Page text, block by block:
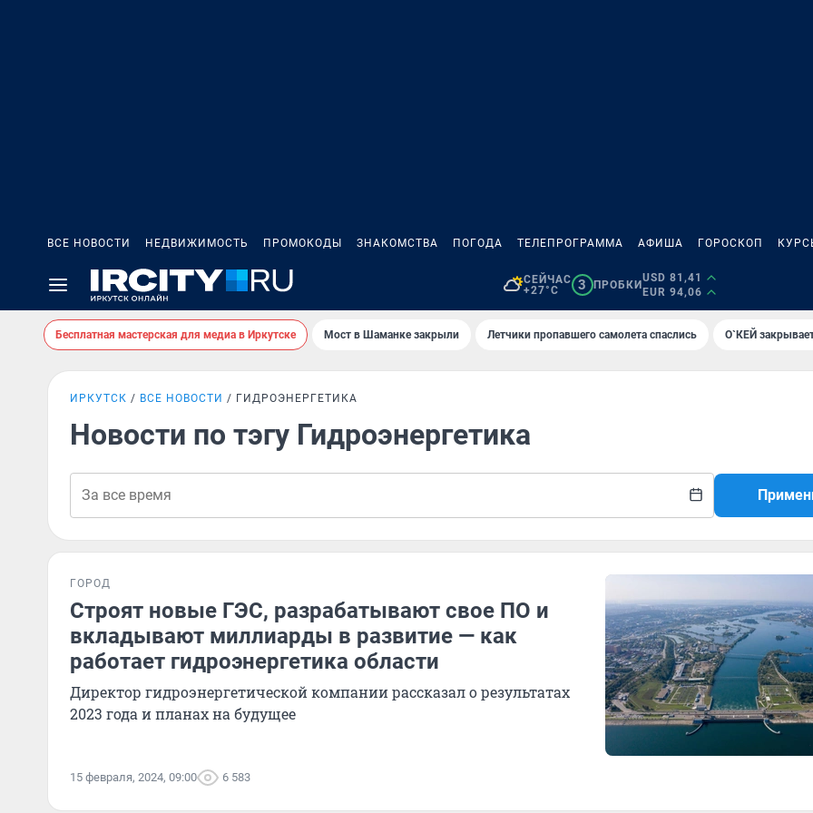
ВСЕ НОВОСТИ НЕДВИЖИМОСТЬ ПРОМОКОДЫ ЗНАКОМСТВА ПОГОДА ТЕЛЕПРОГРАММА АФИША ГОРОСКОП
СЕЙЧАС
+27°C
3 ПРОБКИ
USD 81,41
EUR 94,06
Бесплатная мастерская для медиа в Иркутске Мост в Шаманке закрыли Летчики пропавшего самолета спаслись О`КЕЙ
ИРКУТСК ВСЕ НОВОСТИ ГИДРОЭНЕРГЕТИКА
Новости по тэгу Гидроэнергетика
ГОРОД
Строят новые ГЭС, разрабатывают свое ПО и
вкладывают миллиарды в развитие — как
работает гидроэнергетика области
Директор гидроэнергетической компании рассказал о результатах
2023 года и планах на будущее
15 февраля, 2024, 09:00 6 583